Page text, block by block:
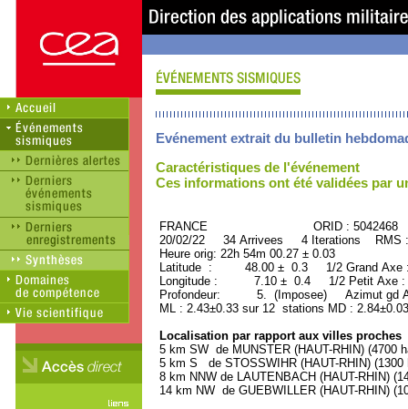
Evénement extrait du bulletin
Caractéristiques de l'événement
Ces informations ont été validées par
FRANCE ORID : 5042468
20/02/22 34 Arrivees 4 Iterations RMS
Heure orig: 22h 54m 00.27 ± 0.03
Latitude : 48.00 ± 0.3 1/2 Grand
Longitude : 7.10 ± 0.4 1/2 Petit Axe
Profondeur: 5. (Imposee) Azimut gd
ML : 2.43±0.33 sur 12 stations MD :
Localisation par rapport aux villes proches
5 km SW de MUNSTER (HAUT-RHIN) (4700
5 km S de STOSSWIHR (HAUT-RHIN) (1300
8 km NNW de LAUTENBACH (HAUT-RHIN)
14 km NW de GUEBWILLER (HAUT-RHIN)